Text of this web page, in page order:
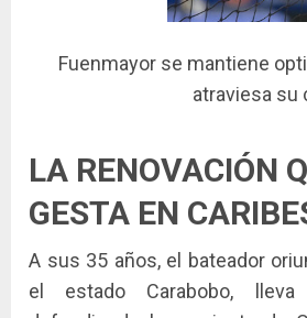
Fuenmayor se mantiene
atraviesa su
LA RENOVACIÓN
GESTA EN
A sus 35 años, el bateador
el estado Carabobo, lleva